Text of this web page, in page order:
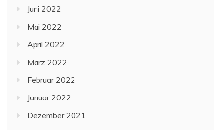
Juni 2022
Mai 2022
April 2022
März 2022
Februar 2022
Januar 2022
Dezember 2021